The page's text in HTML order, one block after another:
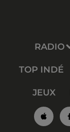
RADIO
TOP INDÉ
JEUX